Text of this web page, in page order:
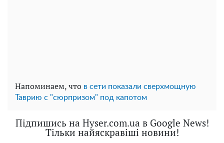
Напоминаем, что в сети показали сверхмощную
Таврию с "сюрпризом" под капотом
Підпишись на Hyser.com.ua в Google News!
Тільки найяскравіші новини!